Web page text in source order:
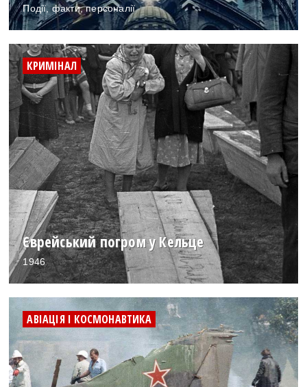
Події, факти, персоналії
КРИМІНАЛ
Єврейський погром у Кельце
1946
АВІАЦІЯ І КОСМОНАВТИКА